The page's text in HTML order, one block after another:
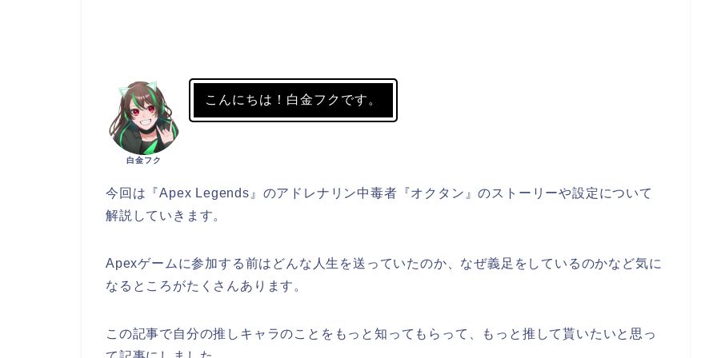
白金フク
こんにちは！白金フクです。
今回は『Apex Legends』のアドレナリン中毒者『オクタン』のストーリーや設定について
解説していきます。
Apexゲームに参加する前はどんな人生を送っていたのか、なぜ義足をしているのかなど気に
なるところがたくさんあります。
この記事で自分の推しキャラのことをもっと知ってもらって、もっと推して貰いたいと思っ